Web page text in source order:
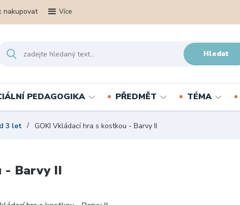
nakupovat Více
Hledat
PEDAGOGIKA PŘEDMĚT TÉMA
3 let GOKI Vkládací hra s kostkou - Barvy II
- Barvy II